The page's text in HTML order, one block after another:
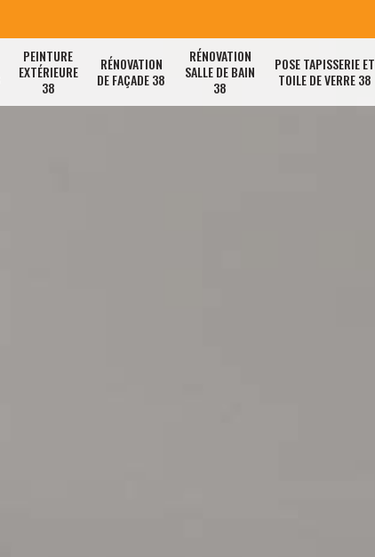
PEINTURE
EXTÉRIEURE
38
RÉNOVATION
DE FAÇADE 38
RÉNOVATION
SALLE DE BAIN
38
POSE TAPISSERIE ET
TOILE DE VERRE 38